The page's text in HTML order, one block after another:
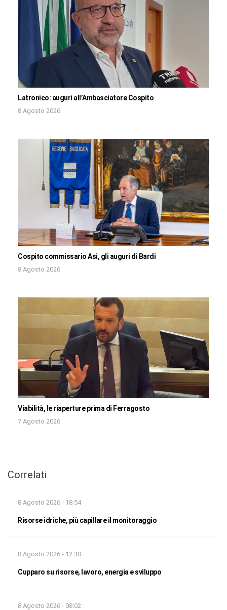
Latronico: auguri all’Ambasciatore Cospito
8 Agosto 2026
Cospito commissario Asi, gli auguri di Bardi
8 Agosto 2026
Viabilità, le riaperture prima di Ferragosto
7 Agosto 2026
Correlati
8 Agosto 2026 - 18:54
Risorse idriche, più capillare il monitoraggio
8 Agosto 2026 - 12:30
Cupparo su risorse, lavoro, energia e sviluppo
8 Agosto 2026 - 08:02